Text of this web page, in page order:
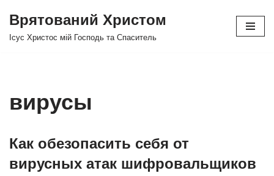
Перейти
Врятований Христом
Ісус Христос мій Господь та Спаситель
вирусы
Как обезопасить себя от
вирусных атак шифровальщиков